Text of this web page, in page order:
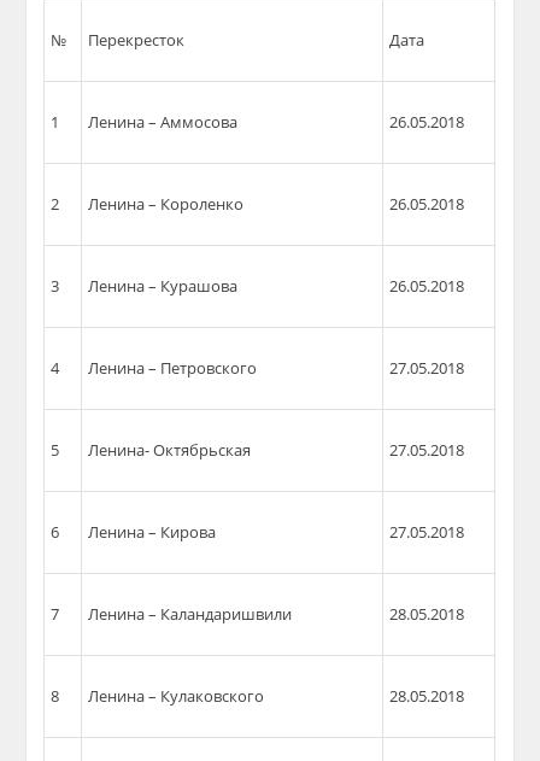
№ Перекресток Дата
1 Ленина –Аммосова 26.05.2018
2 Ленина – Короленко 26.05.2018
3 Ленина – Курашова 26.05.2018
4 Ленина – Петровского 27.05.2018
5 Ленина- Октябрьская 27.05.2018
6 Ленина – Кирова 27.05.2018
7 Ленина – Каландаришвили 28.05.2018
8 Ленина – Кулаковского 28.05.2018